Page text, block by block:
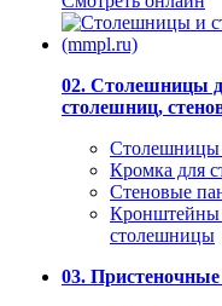
02. Столешницы
столешниц,
Столешницы
Кромка для
Стеновые
Кронштейны
столешницы
03.